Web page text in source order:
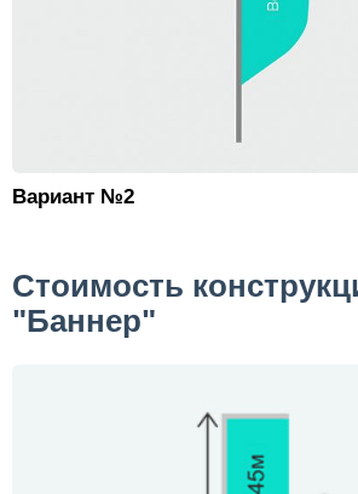
Вариант №2
Стоимость
"Баннер"